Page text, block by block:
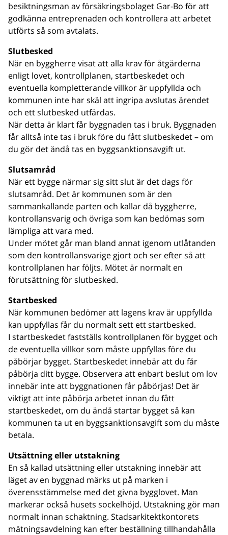
besiktningsman av försäkringsbolaget Gar-Bo för att
godkänna entreprenaden och kontrollera att arbetet
utförts så som avtalats.
Slutbesked
När en byggherre visat att alla krav för åtgärderna
enligt lovet, kontrollplanen, startbeskedet och
eventuella kompletterande villkor är uppfyllda och
kommunen inte har skäl att ingripa avslutas ärendet
och ett slutbesked utfärdas.
När detta är klart får byggnaden tas i bruk. Byggnaden
får alltså inte tas i bruk före du fått slutbeskedet – om
du gör det ändå tas en byggsanktionsavgift ut.
Slutsamråd
När ett bygge närmar sig sitt slut är det dags för
slutsamråd. Det är kommunen som är den
sammankallande parten och kallar då byggherre,
kontrollansvarig och övriga som kan bedömas som
lämpliga att vara med.
Under mötet går man bland annat igenom utlåtanden
som den kontrollansvarige gjort och ser efter så att
kontrollplanen har följts. Mötet är normalt en
förutsättning för slutbesked.
Startbesked
När kommunen bedömer att lagens krav är uppfyllda
kan uppfyllas får du normalt sett ett startbesked.
I startbeskedet fastställs kontrollplanen för bygget och
de eventuella villkor som måste uppfyllas före du
påbörjar bygget. Startbeskedet innebär att du får
påbörja ditt bygge. Observera att enbart beslut om lov
innebär inte att byggnationen får påbörjas! Det är
viktigt att inte påbörja arbetet innan du fått
startbeskedet, om du ändå startar bygget så kan
kommunen ta ut en byggsanktionsavgift som du måste
betala.
Utsättning eller utstakning
En så kallad utsättning eller utstakning innebär att
läget av en byggnad märks ut på marken i
överensstämmelse med det givna bygglovet. Man
markerar också husets sockelhöjd. Utstakning gör man
normalt innan schaktning. Stadsarkitektkontorets
mätningsavdelning kan efter beställning tillhandahålla